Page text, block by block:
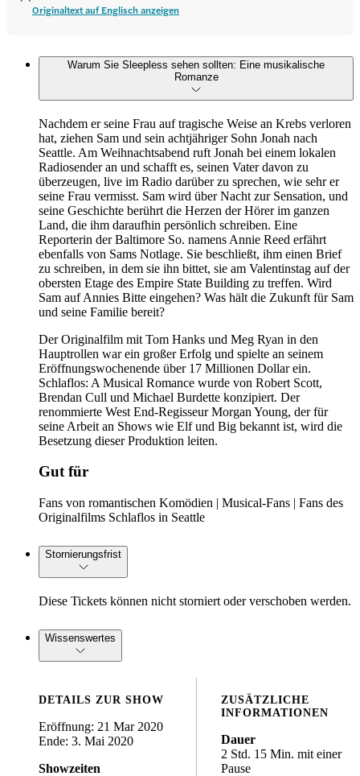
Originaltext auf Englisch anzeigen
Warum Sie Sleepless sehen sollten: Eine musikalische
Romanze
Nachdem er seine Frau auf tragische Weise an Krebs verloren
hat, ziehen Sam und sein achtjähriger Sohn Jonah nach
Seattle. Am Weihnachtsabend ruft Jonah bei einem lokalen
Radiosender an und schafft es, seinen Vater davon zu
überzeugen, live im Radio darüber zu sprechen, wie sehr er
seine Frau vermisst. Sam wird über Nacht zur Sensation, und
seine Geschichte berührt die Herzen der Hörer im ganzen
Land, die ihm daraufhin persönlich schreiben. Eine
Reporterin der Baltimore So. namens Annie Reed erfährt
ebenfalls von Sams Notlage. Sie beschließt, ihm einen Brief
zu schreiben, in dem sie ihn bittet, sie am Valentinstag auf der
obersten Etage des Empire State Building zu treffen. Wird
Sam auf Annies Bitte eingehen? Was hält die Zukunft für Sam
und seine Familie bereit?
Der Originalfilm mit Tom Hanks und Meg Ryan in den
Hauptrollen war ein großer Erfolg und spielte an seinem
Eröffnungswochenende über 17 Millionen Dollar ein.
Schlaflos: A Musical Romance wurde von Robert Scott,
Brendan Cull und Michael Burdette konzipiert. Der
renommierte West End-Regisseur Morgan Young, der für
seine Arbeit an Shows wie Elf und Big bekannt ist, wird die
Besetzung dieser Produktion leiten.
Gut für
Fans von romantischen Komödien | Musical-Fans | Fans des
Originalfilms Schlaflos in Seattle
Stornierungsfrist
Diese Tickets können nicht storniert oder verschoben werden.
Wissenswertes
DETAILS ZUR SHOW
Eröffnung: 21 Mar 2020
Ende: 3. Mai 2020
Showzeiten
ZUSÄTZLICHE
INFORMATIONEN
Dauer
2 Std. 15 Min. mit einer
Pause